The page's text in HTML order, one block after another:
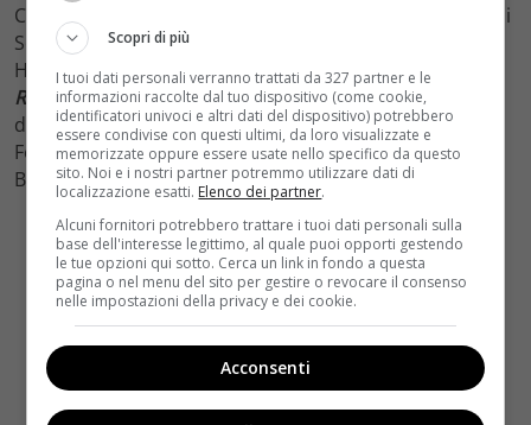
Chiudono la lista dei film il thriller
di
Scott Frank e con Liam Neeson, Dan Stevens, David
Harbour, Boyd Holbrook, Adam David Thompson; e
Resta anche domani (guarda il trailer ufficiale) diretto
da R.J. Cutler, tratto dall’omonimo bestseller di Gayle
Forman e con Chloë Grace Moretz, Mireille Enos, Jamie
Blackley e Joshua Leonard.
Scopri di più
I tuoi dati personali verranno trattati da 327 partner e le
informazioni raccolte dal tuo dispositivo (come cookie,
identificatori univoci e altri dati del dispositivo) potrebbero
essere condivise con questi ultimi, da loro visualizzate e
memorizzate oppure essere usate nello specifico da questo
sito. Noi e i nostri partner potremmo utilizzare dati di
localizzazione esatti. Elenco dei partner.
Alcuni fornitori potrebbero trattare i tuoi dati personali sulla
base dell'interesse legittimo, al quale puoi opporti gestendo
le tue opzioni qui sotto. Cerca un link in fondo a questa
pagina o nel menu del sito per gestire o revocare il consenso
nelle impostazioni della privacy e dei cookie.
Acconsenti